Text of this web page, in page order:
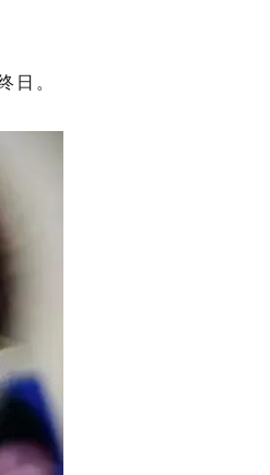
日。